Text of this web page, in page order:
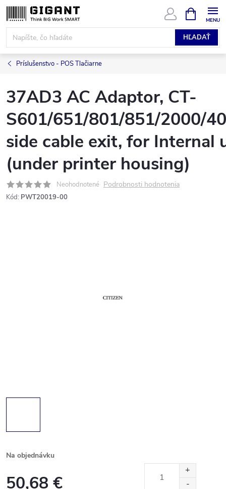
Prejsť
na
obsah
HĽADAŤ
KOŠÍK
Príslušenstvo - POS Tlačiarne
37AD3 AC Adaptor, CT-
S601/651/801/851/2000/
side cable exit, for Internal
(under printer housing)
Neohodnotené Podrobnosti hodnotenia
Kód: PWT20019-00
Na objednávku
50,68 €